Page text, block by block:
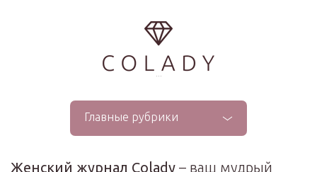
...
Главные рубрики
Женский журнал Colady – ваш мудрый